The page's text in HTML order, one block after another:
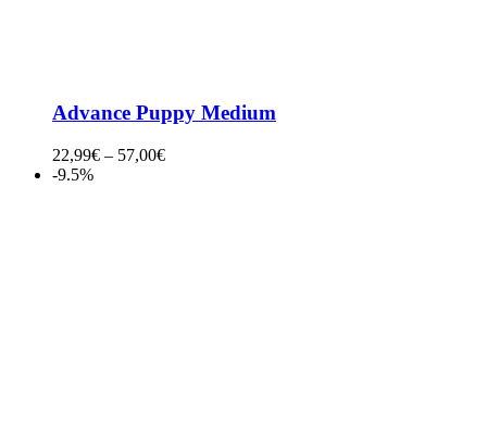
Advance Puppy Medium
22,99€ – 57,00€
-9.5%